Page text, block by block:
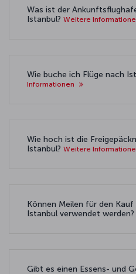
Was ist der
Istanbul? Weitere
Wie buche ich Flüge nach
Informationen
Wie hoch ist die
Istanbul? Weitere
Können Meilen für den
Istanbul verwendet werden?
Gibt es einen Essens- und